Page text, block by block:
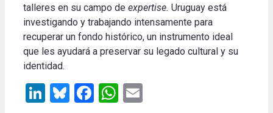
talleres en su campo de expertise. Uruguay está
investigando y trabajando intensamente para
recuperar un fondo histórico, un instrumento ideal
que les ayudará a preservar su legado cultural y su
identidad.
LinkedIn
Bluesky
Facebook
WhatsApp